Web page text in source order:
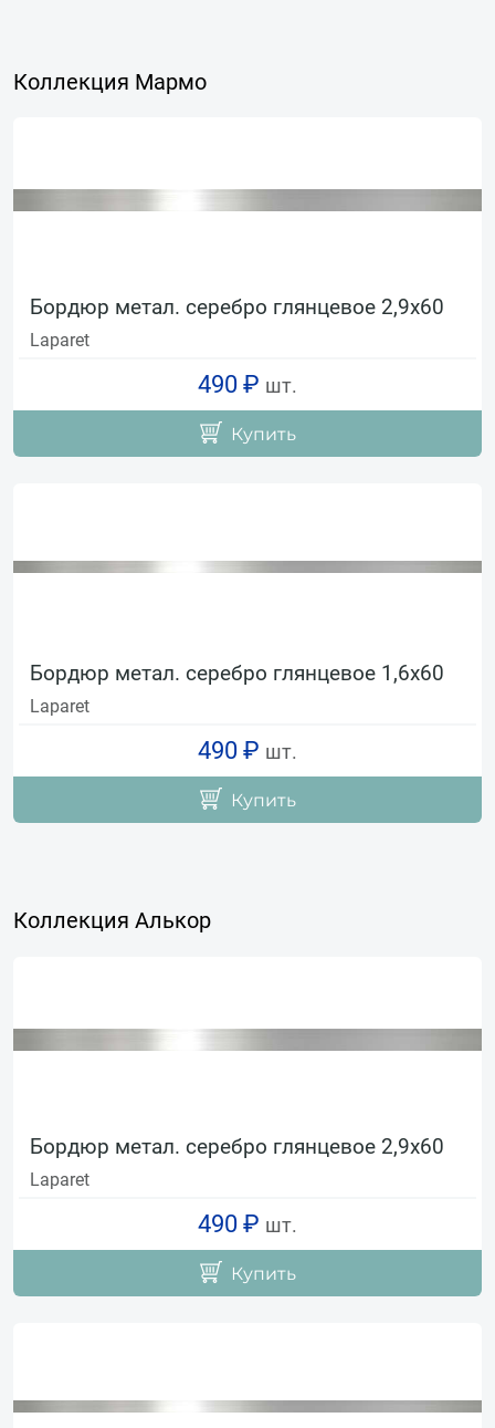
Коллекция Мармо
Бордюр метал. серебро глянцевое 2,9х60
Laparet
490 ₽ шт.
Купить
Бордюр метал. серебро глянцевое 1,6х60
Laparet
490 ₽ шт.
Купить
Коллекция Алькор
Бордюр метал. серебро глянцевое 2,9х60
Laparet
490 ₽ шт.
Купить